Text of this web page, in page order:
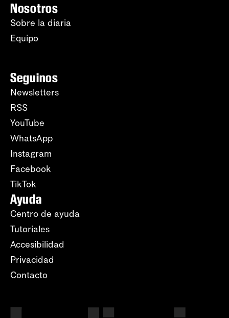
Nosotros
Sobre la diaria
Equipo
Seguinos
Newsletters
RSS
YouTube
WhatsApp
Instagram
Facebook
TikTok
Ayuda
Centro de ayuda
Tutoriales
Accesibilidad
Privacidad
Contacto